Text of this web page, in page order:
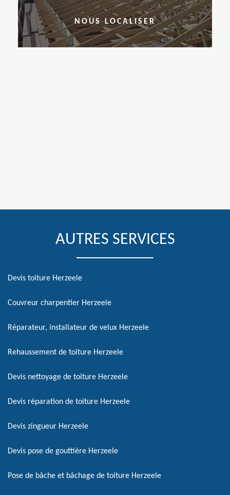
NOUS LOCALISER
AUTRES SERVICES
Devis toiture Herzeele
Couvreur charpentier Herzeele
Réparateur, installateur de velux Herzeele
Rehaussement de toiture Herzeele
Devis nettoyage de toiture Herzeele
Devis réparation de toiture Herzeele
Devis zingueur Herzeele
Devis pose de gouttière Herzeele
Pose de bâche et bâchage de toiture Herzeele